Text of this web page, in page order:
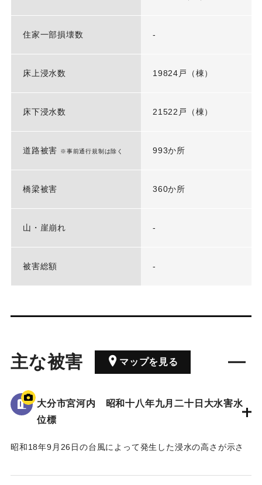
住家一部損壊数 -
床上浸水数 19824戸（棟）
床下浸水数 21522戸（棟）
道路被害 ※事前通行規制は除く 993か所
橋梁被害 360か所
山・崖崩れ -
被害総額 -
主な被害 マップを見る
大分市宮河内 昭和十八年九月二十日大水害水
位標
昭和18年9月26日の台風によって発生した浸水の高さが示さ
水位は看板の上にある水平の棒の位置であり、地面から3.5 m